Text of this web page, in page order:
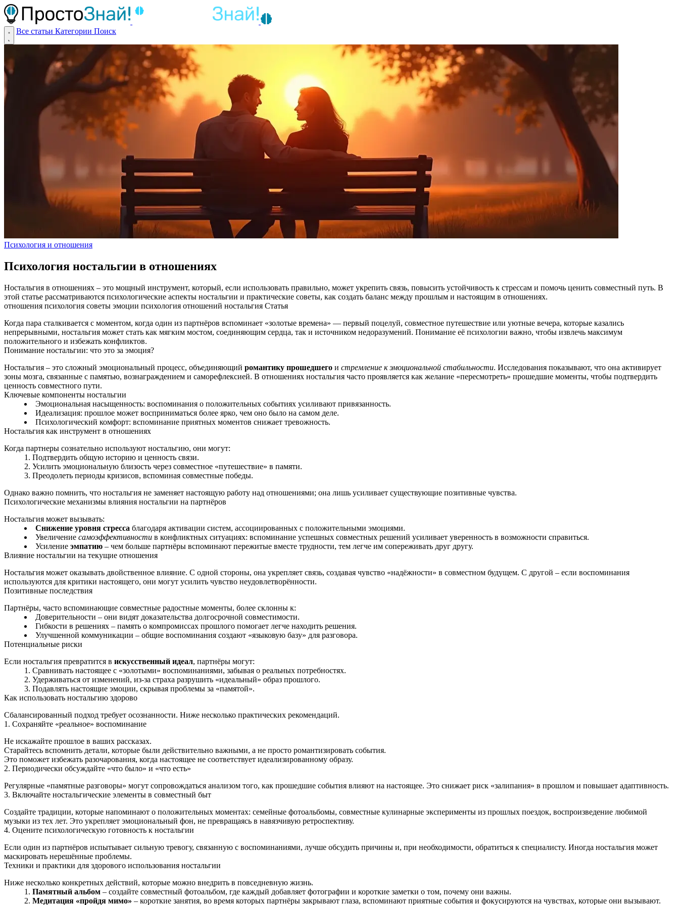
Все статьи Категории Поиск
Психология и отношения
Психология ностальгии в отношениях
Ностальгия в отношениях – это мощный инструмент, который, если использовать правильно, может укрепить связь, повысить устойчивость к стрессам и помочь ценить совместный путь. В
этой статье рассматриваются психологические аспекты ностальгии и практические советы, как создать баланс между прошлым и настоящим в отношениях.
отношения психология советы эмоции психология отношений ностальгия Статья
Когда пара сталкивается с моментом, когда один из партнёров вспоминает «золотые времена» — первый поцелуй, совместное путешествие или уютные вечера, которые казались
непрерывными, ностальгия может стать как мягким мостом, соединяющим сердца, так и источником недоразумений. Понимание её психологии важно, чтобы извлечь максимум
положительного и избежать конфликтов.
Понимание ностальгии: что это за эмоция?
Ностальгия – это сложный эмоциональный процесс, объединяющий романтику прошедшего и стремление к эмоциональной стабильности. Исследования показывают, что она активирует
зоны мозга, связанные с памятью, вознаграждением и саморефлексией. В отношениях ностальгия часто проявляется как желание «пересмотреть» прошедшие моменты, чтобы подтвердить
ценность совместного пути.
Ключевые компоненты ностальгии
Эмоциональная насыщенность: воспоминания о положительных событиях усиливают привязанность.
Идеализация: прошлое может восприниматься более ярко, чем оно было на самом деле.
Психологический комфорт: вспоминание приятных моментов снижает тревожность.
Ностальгия как инструмент в отношениях
Когда партнеры сознательно используют ностальгию, они могут:
Подтвердить общую историю и ценность связи.
Усилить эмоциональную близость через совместное «путешествие» в памяти.
Преодолеть периоды кризисов, вспоминая совместные победы.
Однако важно помнить, что ностальгия не заменяет настоящую работу над отношениями; она лишь усиливает существующие позитивные чувства.
Психологические механизмы влияния ностальгии на партнёров
Ностальгия может вызывать:
Снижение уровня стресса благодаря активации систем, ассоциированных с положительными эмоциями.
Увеличение самоэффективности в конфликтных ситуациях: вспоминание успешных совместных решений усиливает уверенность в возможности справиться.
Усиление эмпатию – чем больше партнёры вспоминают пережитые вместе трудности, тем легче им сопереживать друг другу.
Влияние ностальгии на текущие отношения
Ностальгия может оказывать двойственное влияние. С одной стороны, она укрепляет связь, создавая чувство «надёжности» в совместном будущем. С другой – если воспоминания
используются для критики настоящего, они могут усилить чувство неудовлетворённости.
Позитивные последствия
Партнёры, часто вспоминающие совместные радостные моменты, более склонны к:
Доверительности – они видят доказательства долгосрочной совместимости.
Гибкости в решениях – память о компромиссах прошлого помогает легче находить решения.
Улучшенной коммуникации – общие воспоминания создают «языковую базу» для разговора.
Потенциальные риски
Если ностальгия превратится в искусственный идеал, партнёры могут:
Сравнивать настоящее с «золотыми» воспоминаниями, забывая о реальных потребностях.
Удерживаться от изменений, из-за страха разрушить «идеальный» образ прошлого.
Подавлять настоящие эмоции, скрывая проблемы за «памятой».
Как использовать ностальгию здорово
Сбалансированный подход требует осознанности. Ниже несколько практических рекомендаций.
1. Сохраняйте «реальное» воспоминание
Не искажайте прошлое в ваших рассказах.
Старайтесь вспомнить детали, которые были действительно важными, а не просто романтизировать события.
Это поможет избежать разочарования, когда настоящее не соответствует идеализированному образу.
2. Периодически обсуждайте «что было» и «что есть»
Регулярные «памятные разговоры» могут сопровождаться анализом того, как прошедшие события влияют на настоящее. Это снижает риск «залипания» в прошлом и повышает адаптивность.
3. Включайте ностальгические элементы в совместный быт
Создайте традиции, которые напоминают о положительных моментах: семейные фотоальбомы, совместные кулинарные эксперименты из прошлых поездок, воспроизведение любимой
музыки из тех лет. Это укрепляет эмоциональный фон, не превращаясь в навязчивую ретроспективу.
4. Оцените психологическую готовность к ностальгии
Если один из партнёров испытывает сильную тревогу, связанную с воспоминаниями, лучше обсудить причины и, при необходимости, обратиться к специалисту. Иногда ностальгия может
маскировать нерешённые проблемы.
Техники и практики для здорового использования ностальгии
Ниже несколько конкретных действий, которые можно внедрить в повседневную жизнь.
Памятный альбом – создайте совместный фотоальбом, где каждый добавляет фотографии и короткие заметки о том, почему они важны.
Медитация «пройдя мимо» – короткие занятия, во время которых партнёры закрывают глаза, вспоминают приятные события и фокусируются на чувствах, которые они вызывают.